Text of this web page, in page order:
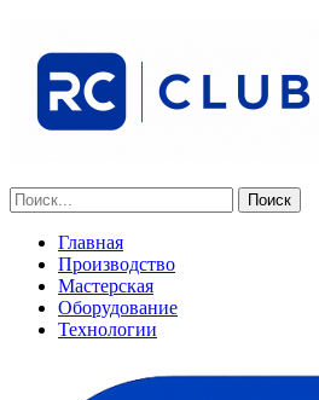
Главная
Производство
Мастерская
Оборудование
Технологии